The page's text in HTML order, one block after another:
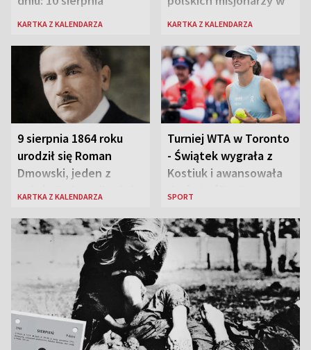
KARTKA Z KALENDARZA
Peru
KARTKA Z KALENDARZA
9 sierpnia 1864 roku
urodził się Roman
Dmowski, jeden z
„ojców” niepodległej
KARTKA Z KALENDARZA
Turniej WTA w Toronto
- Świątek wygrała z
Kostiuk i awansowała
do ćwierćfinału
SPORT